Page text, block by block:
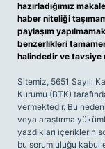
hazırladığımız
haber niteliği
paylaşım
benzerlikleri
halindedir ve tavsiye
Sitemiz, 5651 Sayılı
Kurumu (BTK)
vermektedir. Bu
veya araştırma
yazdıkları içeriklerin
bu sorumluluğu kabul